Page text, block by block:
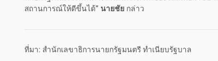
สถานการณ์ให้ดีขึ้นได้” นายชัย กล่าว
ที่มา: สำนักเลขาธิการนายกรัฐมนตรี ทำเนียบรัฐบาล